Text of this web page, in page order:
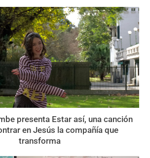
presenta Estar así, una canción
en Jesús la compañía que
transforma